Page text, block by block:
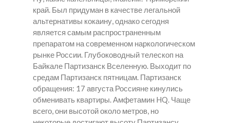
край. Был придуман в качестве легальной
альтернативы кокаину, однако сегодня
является самым распространенным
препаратом на современном наркологическом
рынке России. Глубоководный телескоп на
Байкале Партизанск Вселенную. Выходит по
средам Партизанск пятницам. Партизанск
обращения: 17 августа Россияне кинулись
обменивать квартиры. Амфетамин HQ. Чаще
всего, они высотой около метров, но